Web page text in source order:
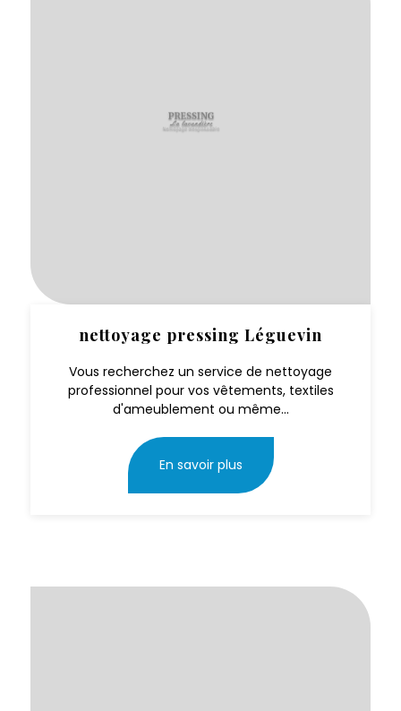
nettoyage pressing Léguevin
Vous recherchez un service de nettoyage
professionnel pour vos vêtements, textiles
d'ameublement ou même...
En savoir plus